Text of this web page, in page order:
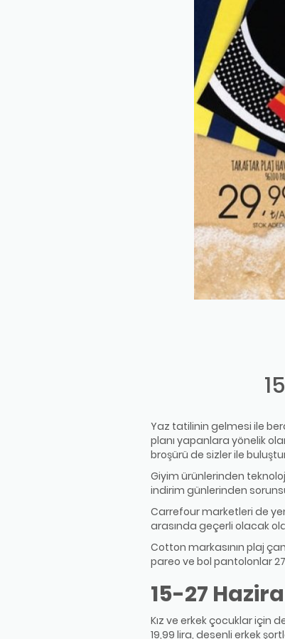
Yaz tatilinin gelmesi ile
planı yapanlara yönelik
broşürü de sizler ile
Giyim ürünlerinden
indirim günlerinden
Carrefour marketleri de
arasında geçerli olacak
Cotton markasının plaj
pareo ve bol pantolonlar
15-27
Kız ve erkek çocuklar için
19,99 lira, desenli erkek